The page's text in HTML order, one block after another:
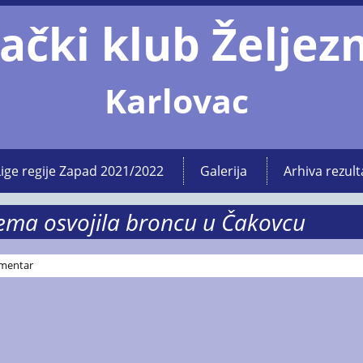
klub
Karlovac
regije Zapad 2021/2022 Galerija Arhiva
osvojila broncu u Čakovcu